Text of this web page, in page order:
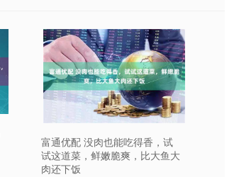
富通优配 没肉也能吃得香，试
试这道菜，鲜嫩脆爽，比大鱼大
肉还下饭